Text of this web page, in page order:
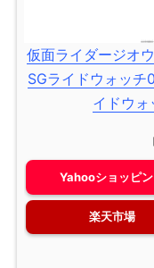
仮面ライダージオ
SGライドウォッ
イドウォ
Yahooショッピ
楽天市場